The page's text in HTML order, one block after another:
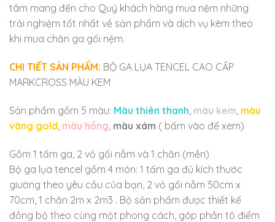
tâm mang đến cho Quý khách hàng mua nệm những
trải nghiệm tốt nhất về sản phẩm và dịch vụ kèm theo
khi mua chăn ga gối nệm.
CHI TIẾT SẢN PHẨM: BỘ GA LỤA TENCEL CAO CẤP
MARKCROSS MÀU KEM
Sản phẩm gồm 5 màu: Màu thiên thanh màu kem màu
vàng gold màu hồng màu xám ( bấm vào để xem)
Gồm 1 tấm ga, 2 vỏ gối nằm và 1 chăn (mền)
Bộ ga lụa tencel gồm 4 món: 1 tấm ga đủ kích thước
giường theo yêu cầu của bạn, 2 vỏ gối nằm 50cm x
70cm, 1 chăn 2m x 2m3 . Bộ sản phẩm được thiết kế
đồng bộ theo cùng một phong cách, góp phần tô điểm